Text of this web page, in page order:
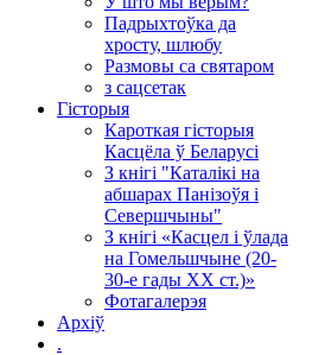
Падрыхтоўка да
хросту, шлюбу
Размовы са святаром
з сацсетак
Гісторыя
Кароткая гісторыя
Касцёла ў Беларусі
З кнігі "Каталікі на
абшарах Панізоўя і
Севершчыны"
З кнігі «Касцел і ўлада
на Гомельшчыне (20-
30-е гады ХХ ст.)»
Фотагалерэя
Архіў
.